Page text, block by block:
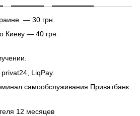
— 30 грн.
Киеву — 40 грн.
LiqPay.
самообслуживания Приватбанк.
12 месяцев